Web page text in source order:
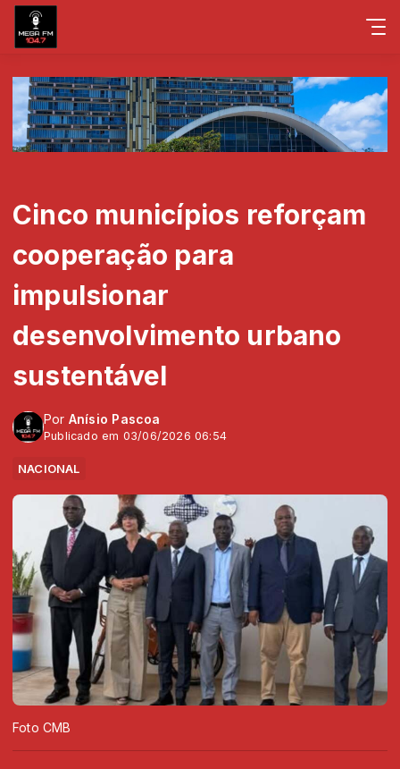
Cinco municípios reforçam
cooperação para
impulsionar
desenvolvimento urbano
sustentável
Por Anísio Pascoa
Publicado em 03/06/2026 06:54
NACIONAL
Foto CMB